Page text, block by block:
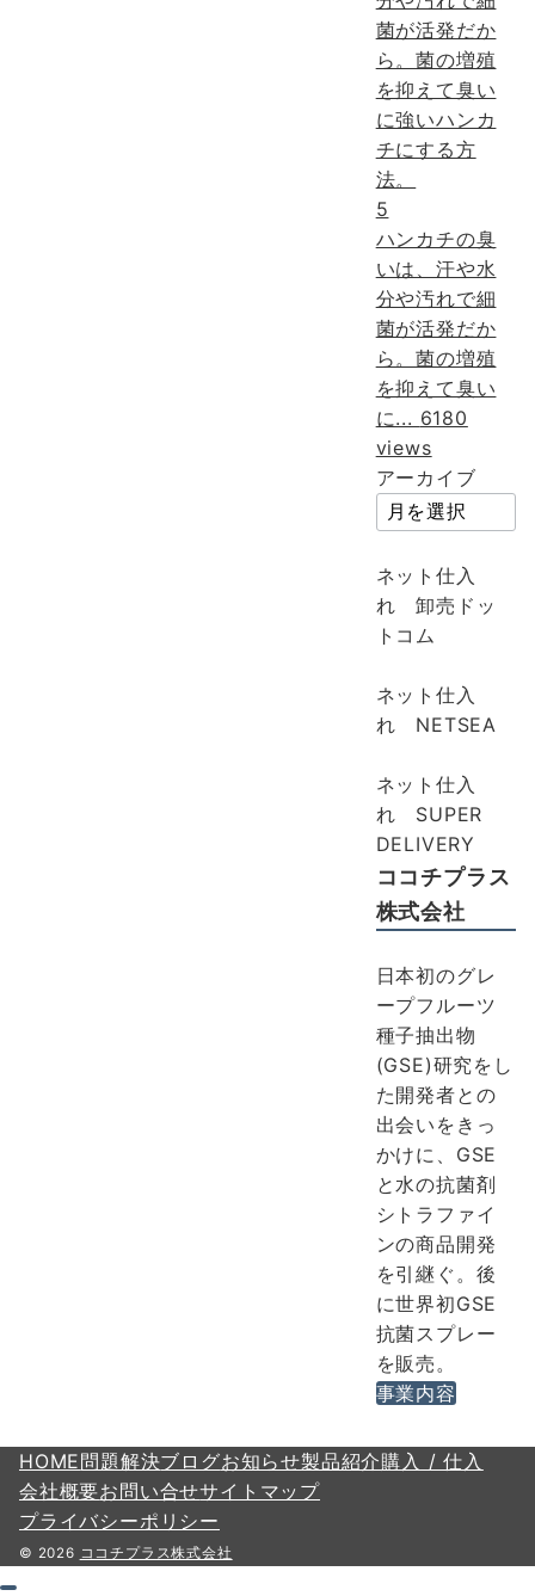
5
ハンカチの臭
いは、汗や水
分や汚れで細
菌が活発だか
ら。菌の増殖
を抑えて臭い
に... 6180
views
アーカイブ
ネット仕入
れ 卸売ドッ
トコム
ネット仕入
れ NETSEA
ネット仕入
れ SUPER
DELIVERY
ココチプラス
株式会社
日本初のグレ
ープフルーツ
種子抽出物
(GSE)研究をし
た開発者との
出会いをきっ
かけに、GSE
と水の抗菌剤
シトラファイ
ンの商品開発
を引継ぐ。後
に世界初GSE
抗菌スプレー
を販売。
事業内容
HOME問題解決ブログお知らせ製品紹介購入 / 仕入
会社概要お問い合せサイトマップ
プライバシーポリシー
© 2026 ココチプラス株式会社